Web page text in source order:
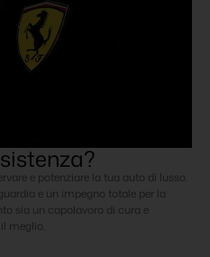
e potenziare la tua auto di lusso.
e un impegno totale per la
sia un capolavoro di cura e
meglio.